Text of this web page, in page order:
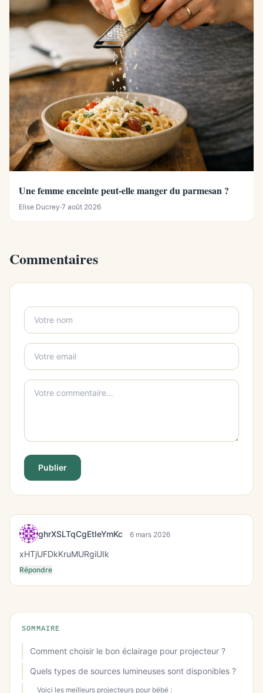
Une femme enceinte peut-elle manger du parmesan ?
Elise Ducrey·7 août 2026
Commentaires
Publier
ghrXSLTqCgEtIeYmKc 6 mars 2026
xHTjUFDkKruMURgiUIk
Répondre
SOMMAIRE
Comment choisir le bon éclairage pour projecteur ?
Quels types de sources lumineuses sont disponibles ?
Voici les meilleurs projecteurs pour bébé :